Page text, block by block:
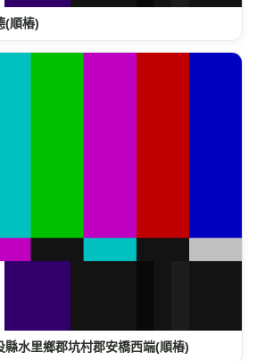
(順樁)
水里鄉郡坑村郡安橋西端(順樁)